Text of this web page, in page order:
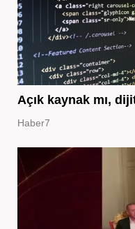
Açık kaynak mı,
Haber7